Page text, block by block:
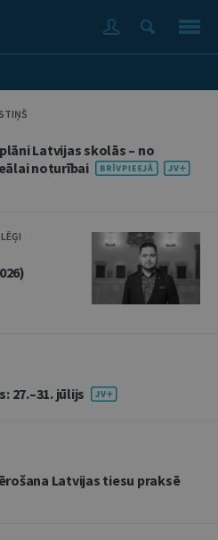
Latvijas skolās – no
noturībai
27.–31. jūlijs
Latvijas tiesu praksē